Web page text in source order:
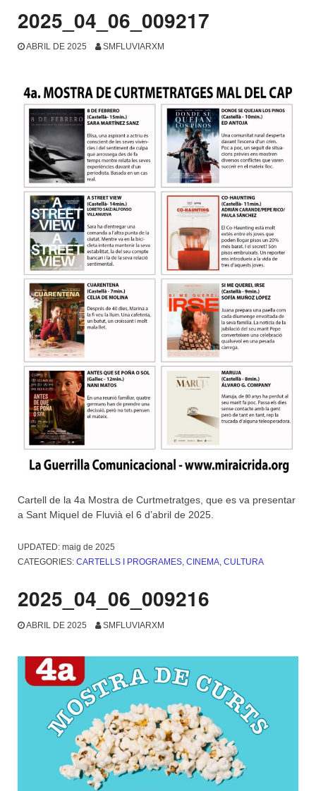
2025_04_06_009217
ABRIL DE 2025 SMFLUVIARXM
Cartell de la 4a Mostra de Curtmetratges, que es va presentar
a Sant Miquel de Fluvià el 6 d’abril de 2025.
UPDATED: maig de 2025
CATEGORIES: CARTELLS I PROGRAMES, CINEMA, CULTURA
2025_04_06_009216
ABRIL DE 2025 SMFLUVIARXM